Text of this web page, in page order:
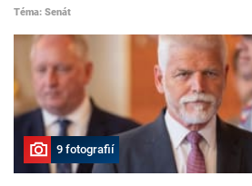
Téma: Senát
9 fotografií